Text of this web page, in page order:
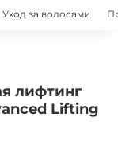
Уход за волосами
лифтинг
Lifting